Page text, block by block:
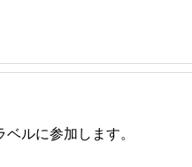
ルに参加します。